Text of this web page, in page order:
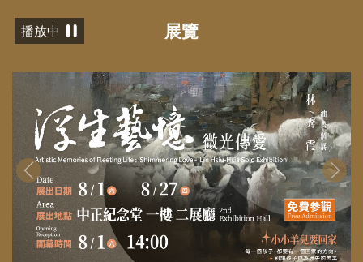
展覽
播放中